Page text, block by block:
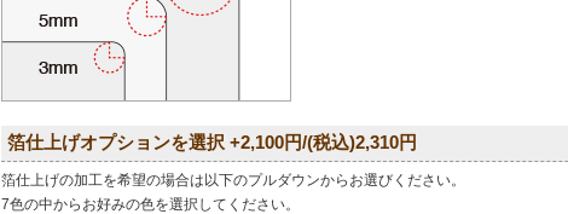
箔仕上げオプションを選択 +2,100円/(税込)2,310円
箔仕上げの加工を希望の場合は以下のプルダウンからお選びください。
7色の中からお好みの色を選択してください。